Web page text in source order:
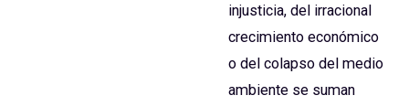
injusticia, del irracional
crecimiento económico
o del colapso del medio
ambiente se suman